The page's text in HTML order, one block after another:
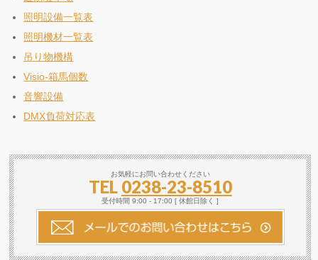
照明設備一覧表
照明機材一覧表
吊り物機構
Visio-箱馬個数
音響設備
DMX負荷対応表
お気軽にお問い合わせください
TEL 0238-23-8510
受付時間 9:00 - 17:00 [ 休館日除く ]